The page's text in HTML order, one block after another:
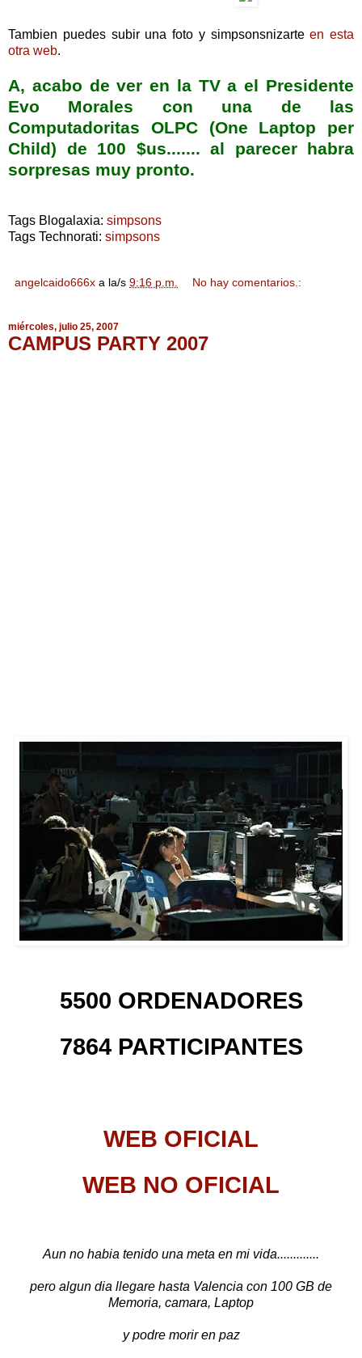
Tambien puedes subir una foto y simpsonsnizarteen esta
otra web.
A, acabo de ver en la TV a el Presidente
Evo Morales con una de las
Computadoritas OLPC(One Laptop per
Child) de 100 $us....... al parecer habra
sorpresas muy pronto.
Tags Blogalaxia: simpsons
Tags Technorati: simpsons
angelcaido666x a la/s 9:16 p.m. No hay comentarios.:
miércoles, julio 25, 2007
CAMPUS PARTY 2007
5500 ORDENADORES
7864 PARTICIPANTES
WEB OFICIAL
WEB NO OFICIAL
Aun no habia tenido una meta en mi vida.............
pero algun dia llegare hasta Valencia con 100 GB de
Memoria, camara, Laptop
y podre morir en paz